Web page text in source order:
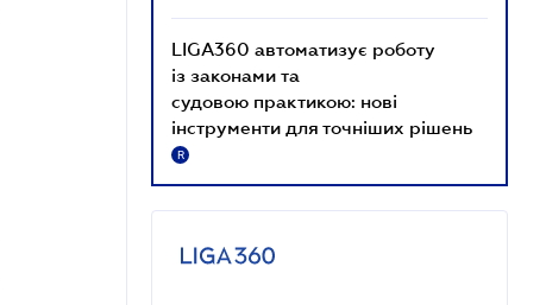
LIGA360 автоматизує роботу
із законами та
судовою практикою: нові
інструменти для точніших рішень
R